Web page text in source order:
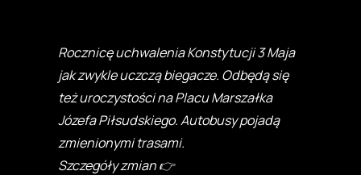
Rocznicę uchwalenia Konstytucji 3 Maja
jak zwykle uczczą biegacze. Odbędą się
też uroczystości na Placu Marszałka
Józefa Piłsudskiego. Autobusy pojadą
zmienionymi trasami.
Szczegóły zmian 👉